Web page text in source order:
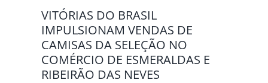
VITÓRIAS DO BRASIL
IMPULSIONAM VENDAS DE
CAMISAS DA SELEÇÃO NO
COMÉRCIO DE ESMERALDAS E
RIBEIRÃO DAS NEVES